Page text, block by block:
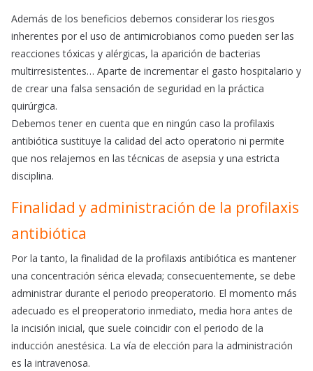
Además de los beneficios debemos considerar los riesgos
inherentes por el uso de antimicrobianos como pueden ser las
reacciones tóxicas y alérgicas, la aparición de bacterias
multirresistentes… Aparte de incrementar el gasto hospitalario y
de crear una falsa sensación de seguridad en la práctica
quirúrgica.
Debemos tener en cuenta que en ningún caso la profilaxis
antibiótica sustituye la calidad del acto operatorio ni permite
que nos relajemos en las técnicas de asepsia y una estricta
disciplina.
Finalidad y administración de la profilaxis
antibiótica
Por la tanto, la finalidad de la profilaxis antibiótica es mantener
una concentración sérica elevada; consecuentemente, se debe
administrar durante el periodo preoperatorio. El momento más
adecuado es el preoperatorio inmediato, media hora antes de
la incisión inicial, que suele coincidir con el periodo de la
inducción anestésica. La vía de elección para la administración
es la intravenosa.